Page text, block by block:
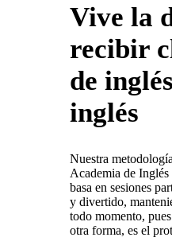
Vive la
recibir
de
inglés
Nuestra
Academia de
basa en sesiones
y divertido,
todo momento,
otra forma, es el